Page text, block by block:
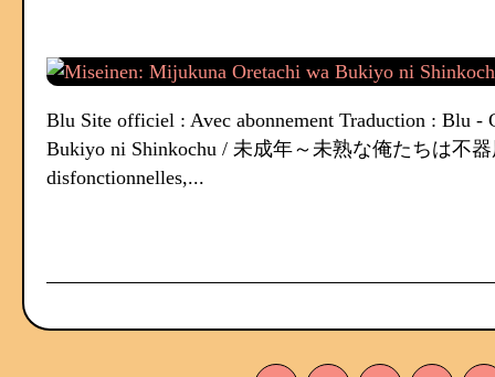
Blu Site officiel : Avec abonnement Traduction : Blu
Bukiyo ni Shinkochu / 未成年～未熟な俺たちは不器
disfonctionnelles,...